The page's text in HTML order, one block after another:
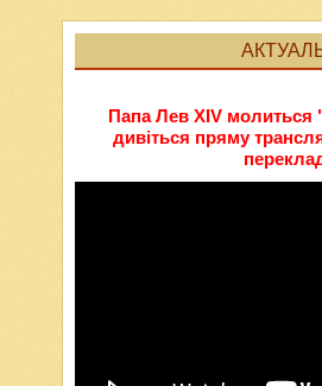
Папа Лев XIV молиться
дивіться пряму